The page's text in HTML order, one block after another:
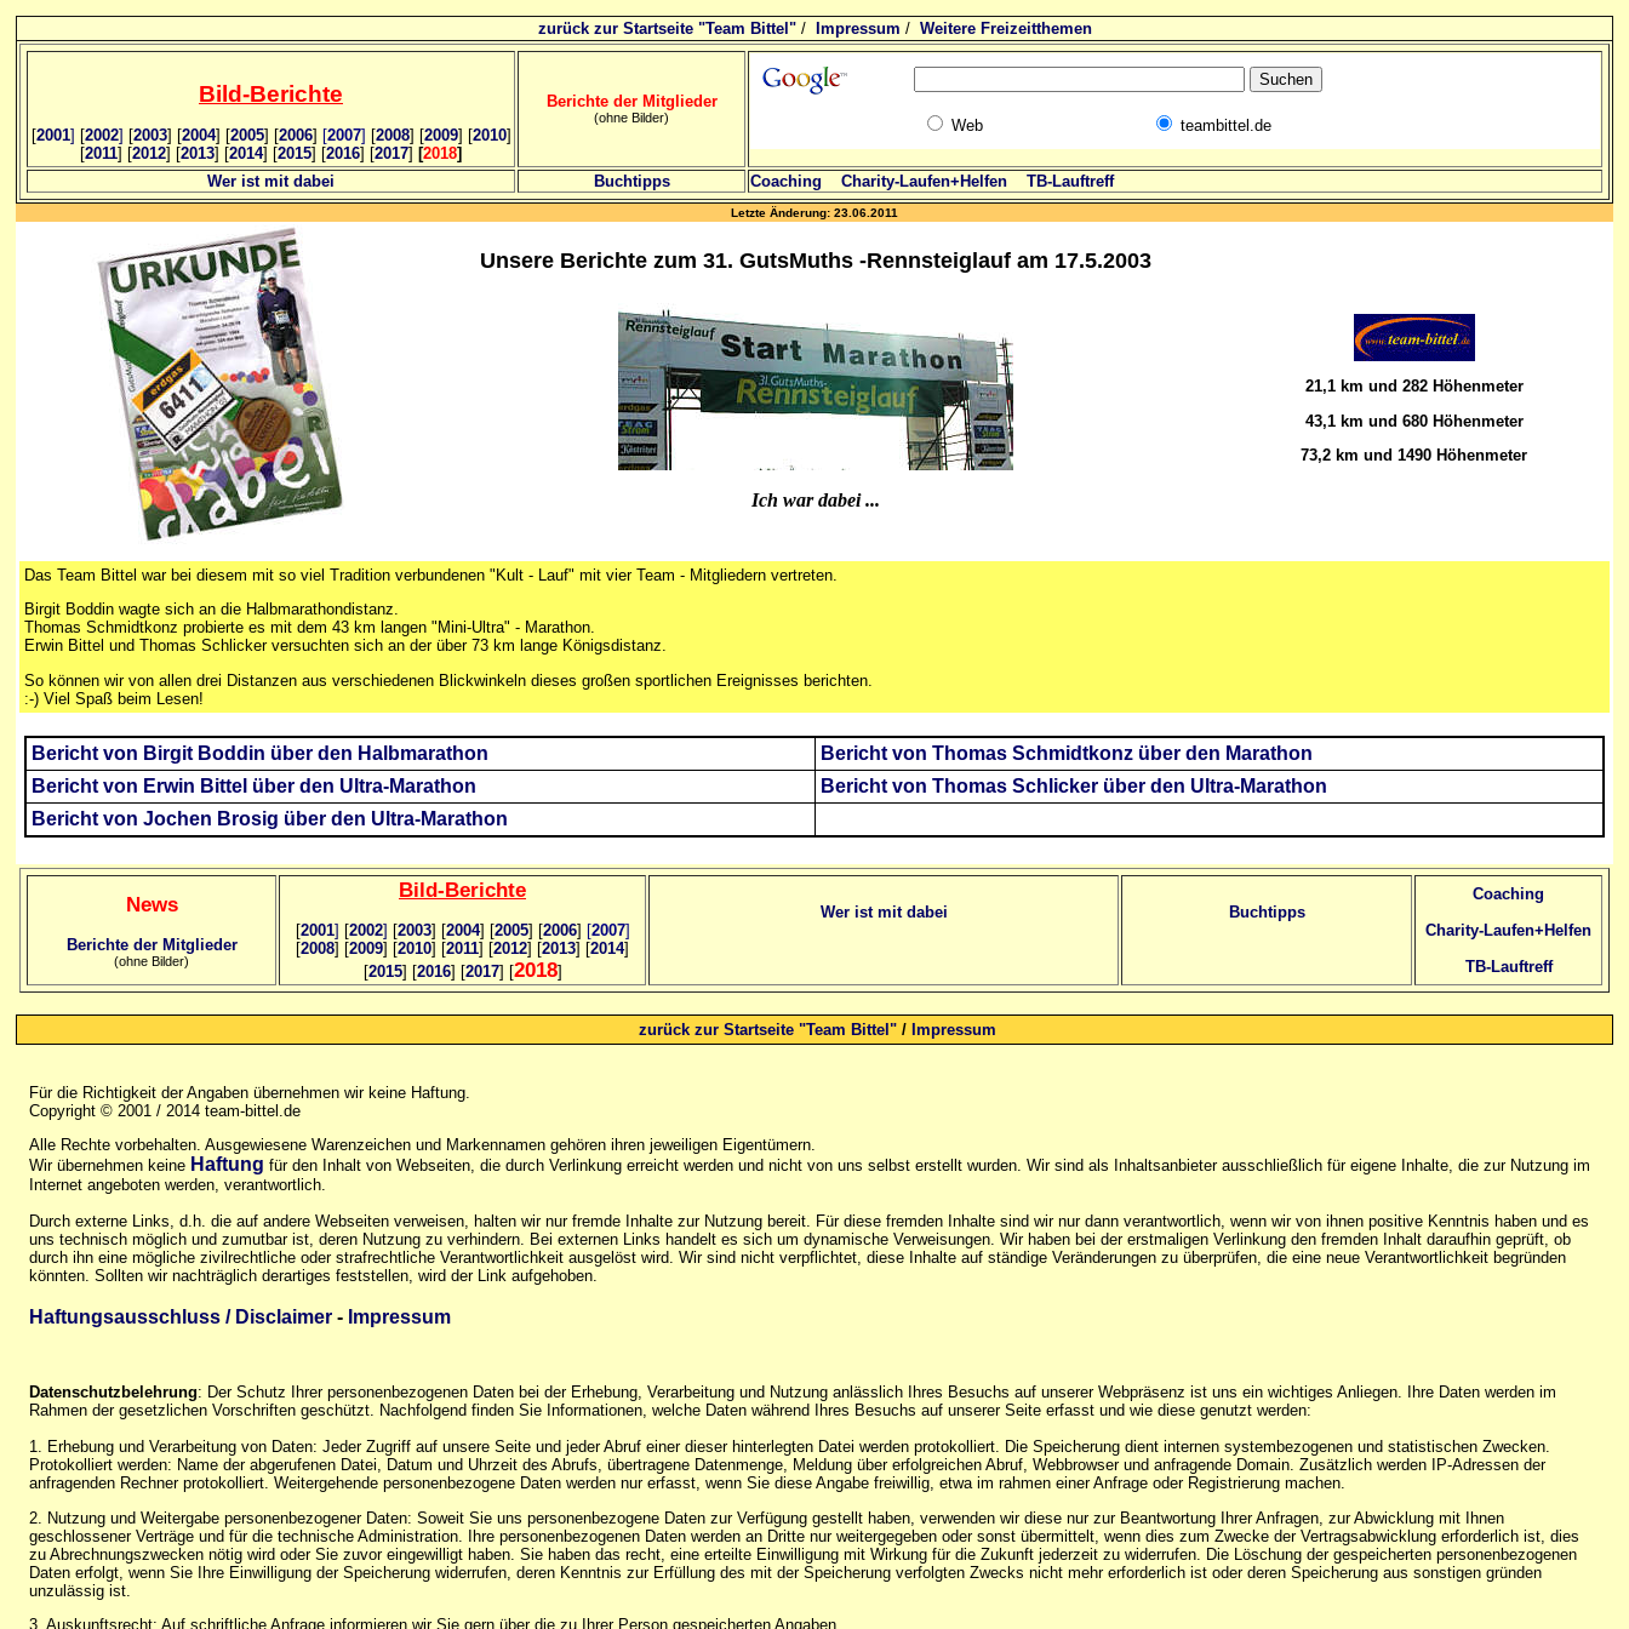
zurück zur Startseite "Team Bittel"/ Impressum / Weitere Freizeitthemen
Bild-Berichte
[2001] [2002] [2003] [2004] [2005] [2006] [2007] [2008] [2009] [2010]
[2011] [2012] [2013] [2014] [2015] [2016] [2017] [2018]
Berichte der Mitglieder
(ohne Bilder) Web teambittel.de
Wer ist mit dabei Buchtipps Coaching Charity-Laufen+Helfen TB-Lauftreff
Letzte Änderung: 23.06.2011
Unsere Berichte zum 31. GutsMuths -Rennsteiglauf am 17.5.2003
Ich war dabei ...
21,1 km und 282 Höhenmeter
43,1 km und 680 Höhenmeter
73,2 km und 1490 Höhenmeter
Das Team Bittel war bei diesem mit so viel Tradition verbundenen "Kult - Lauf" mit vier Team - Mitgliedern vertreten.
Birgit Boddin wagte sich an die Halbmarathondistanz.
Thomas Schmidtkonz probierte es mit dem 43 km langen "Mini-Ultra" - Marathon.
Erwin Bittel und Thomas Schlicker versuchten sich an der über 73 km lange Königsdistanz.
So können wir von allen drei Distanzen aus verschiedenen Blickwinkeln dieses großen sportlichen Ereignisses berichten.
:-) Viel Spaß beim Lesen!
Bericht von Birgit Boddin über den Halbmarathon
Bericht von Thomas Schmidtkonz über den Marathon
Bericht von Erwin Bittel über den Ultra-Marathon
Bericht von Thomas Schlicker über den Ultra-Marathon
Bericht von Jochen Brosig über den Ultra-Marathon
News
Berichte der Mitglieder
(ohne Bilder)
Bild-Berichte
[2001] [2002] [2003] [2004] [2005] [2006] [2007]
[2008] [2009] [2010] [2011] [2012] [2013] [2014]
[2015] [2016] [2017] [2018]
Wer ist mit dabei Buchtipps
Coaching
Charity-Laufen+Helfen
TB-Lauftreff
zurück zur Startseite "Team Bittel"/ Impressum
Für die Richtigkeit der Angaben übernehmen wir keine Haftung.
Copyright © 2001 / 2014 team-bittel.de
Alle Rechte vorbehalten. Ausgewiesene Warenzeichen und Markennamen gehören ihren jeweiligen Eigentümern.
Wir übernehmen keine Haftung für den Inhalt von Webseiten, die durch Verlinkung erreicht werden und nicht von uns selbst erstellt wurden. Wir sind als Inhaltsanbieter ausschließlich für eigene Inhalte, die zur Nutzung im
Internet angeboten werden, verantwortlich.
Durch externe Links, d.h. die auf andere Webseiten verweisen, halten wir nur fremde Inhalte zur Nutzung bereit. Für diese fremden Inhalte sind wir nur dann verantwortlich, wenn wir von ihnen positive Kenntnis haben und es
uns technisch möglich und zumutbar ist, deren Nutzung zu verhindern. Bei externen Links handelt es sich um dynamische Verweisungen. Wir haben bei der erstmaligen Verlinkung den fremden Inhalt daraufhin geprüft, ob
durch ihn eine mögliche zivilrechtliche oder strafrechtliche Verantwortlichkeit ausgelöst wird. Wir sind nicht verpflichtet, diese Inhalte auf ständige Veränderungen zu überprüfen, die eine neue Verantwortlichkeit begründen
könnten. Sollten wir nachträglich derartiges feststellen, wird der Link aufgehoben.
Haftungsausschluss / Disclaimer - Impressum
Datenschutzbelehrung: Der Schutz Ihrer personenbezogenen Daten bei der Erhebung, Verarbeitung und Nutzung anlässlich Ihres Besuchs auf unserer Webpräsenz ist uns ein wichtiges Anliegen. Ihre Daten werden im
Rahmen der gesetzlichen Vorschriften geschützt. Nachfolgend finden Sie Informationen, welche Daten während Ihres Besuchs auf unserer Seite erfasst und wie diese genutzt werden:
1. Erhebung und Verarbeitung von Daten: Jeder Zugriff auf unsere Seite und jeder Abruf einer dieser hinterlegten Datei werden protokolliert. Die Speicherung dient internen systembezogenen und statistischen Zwecken.
Protokolliert werden: Name der abgerufenen Datei, Datum und Uhrzeit des Abrufs, übertragene Datenmenge, Meldung über erfolgreichen Abruf, Webbrowser und anfragende Domain. Zusätzlich werden IP-Adressen der
anfragenden Rechner protokolliert. Weitergehende personenbezogene Daten werden nur erfasst, wenn Sie diese Angabe freiwillig, etwa im rahmen einer Anfrage oder Registrierung machen.
2. Nutzung und Weitergabe personenbezogener Daten: Soweit Sie uns personenbezogene Daten zur Verfügung gestellt haben, verwenden wir diese nur zur Beantwortung Ihrer Anfragen, zur Abwicklung mit Ihnen
geschlossener Verträge und für die technische Administration. Ihre personenbezogenen Daten werden an Dritte nur weitergegeben oder sonst übermittelt, wenn dies zum Zwecke der Vertragsabwicklung erforderlich ist, dies
zu Abrechnungszwecken nötig wird oder Sie zuvor eingewilligt haben. Sie haben das recht, eine erteilte Einwilligung mit Wirkung für die Zukunft jederzeit zu widerrufen. Die Löschung der gespeicherten personenbezogenen
Daten erfolgt, wenn Sie Ihre Einwilligung der Speicherung widerrufen, deren Kenntnis zur Erfüllung des mit der Speicherung verfolgten Zwecks nicht mehr erforderlich ist oder deren Speicherung aus sonstigen gründen
unzulässig ist.
3. Auskunftsrecht: Auf schriftliche Anfrage informieren wir Sie gern über die zu Ihrer Person gespeicherten Angaben.